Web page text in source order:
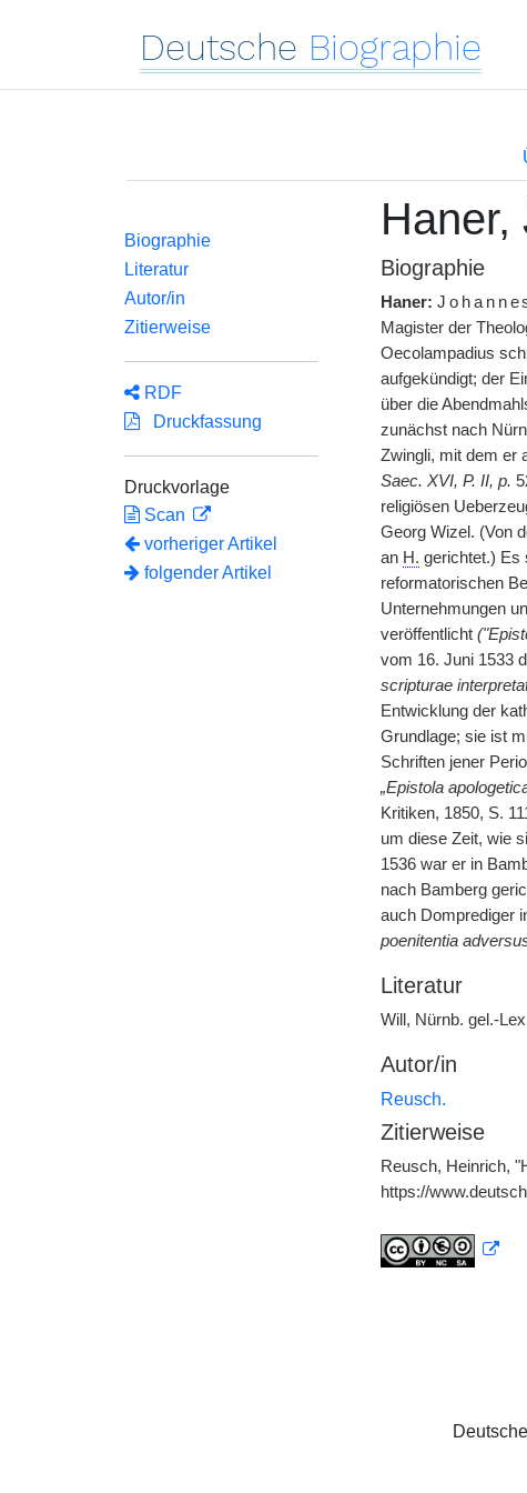
Deutsche Biographie
Biographie
Literatur
Autor/in
Zitierweise
RDF
Druckfassung
Druckvorlage
Scan
vorheriger Artikel
folgender Artikel
Haner,
Biographie
Haner:
Magister der
Oecolampadius
aufgekündigt; der
über die
zunächst nach
Zwingli, mit dem er
Saec. XVI, P. II, p.
religiösen
Georg Wizel. (Von
an H. gerichtet.) Es
reformatorischen
Unternehmungen
veröffentlicht
vom 16. Juni 1533
scripturae
Entwicklung der
Grundlage; sie ist
Schriften jener
„Epistola
Kritiken, 1850, S.
um diese Zeit, wie
1536 war er in
nach Bamberg
auch Domprediger
poenitentia
Literatur
Will, Nürnb. gel.-
Autor/in
Reusch.
Zitierweise
Reusch, Heinrich,
https://